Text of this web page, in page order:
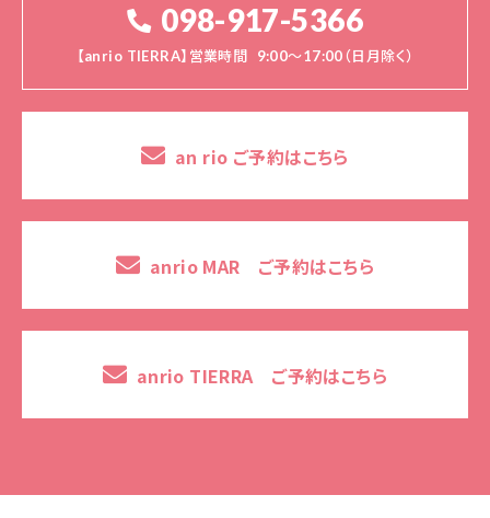
098-917-5366
【anrio TIERRA】営業時間 9:00～17:00（日月除く）
an rio ご予約はこちら
anrio MAR ご予約はこちら
anrio TIERRA ご予約はこちら